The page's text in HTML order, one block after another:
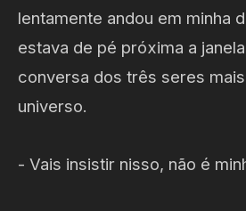
lentamente andou em minha
estava de pé próxima a
conversa dos três seres
universo.
- Vais insistir nisso, não é